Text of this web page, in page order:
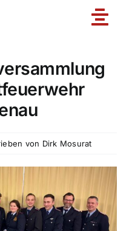
Toggle
von Dirk Mosurat